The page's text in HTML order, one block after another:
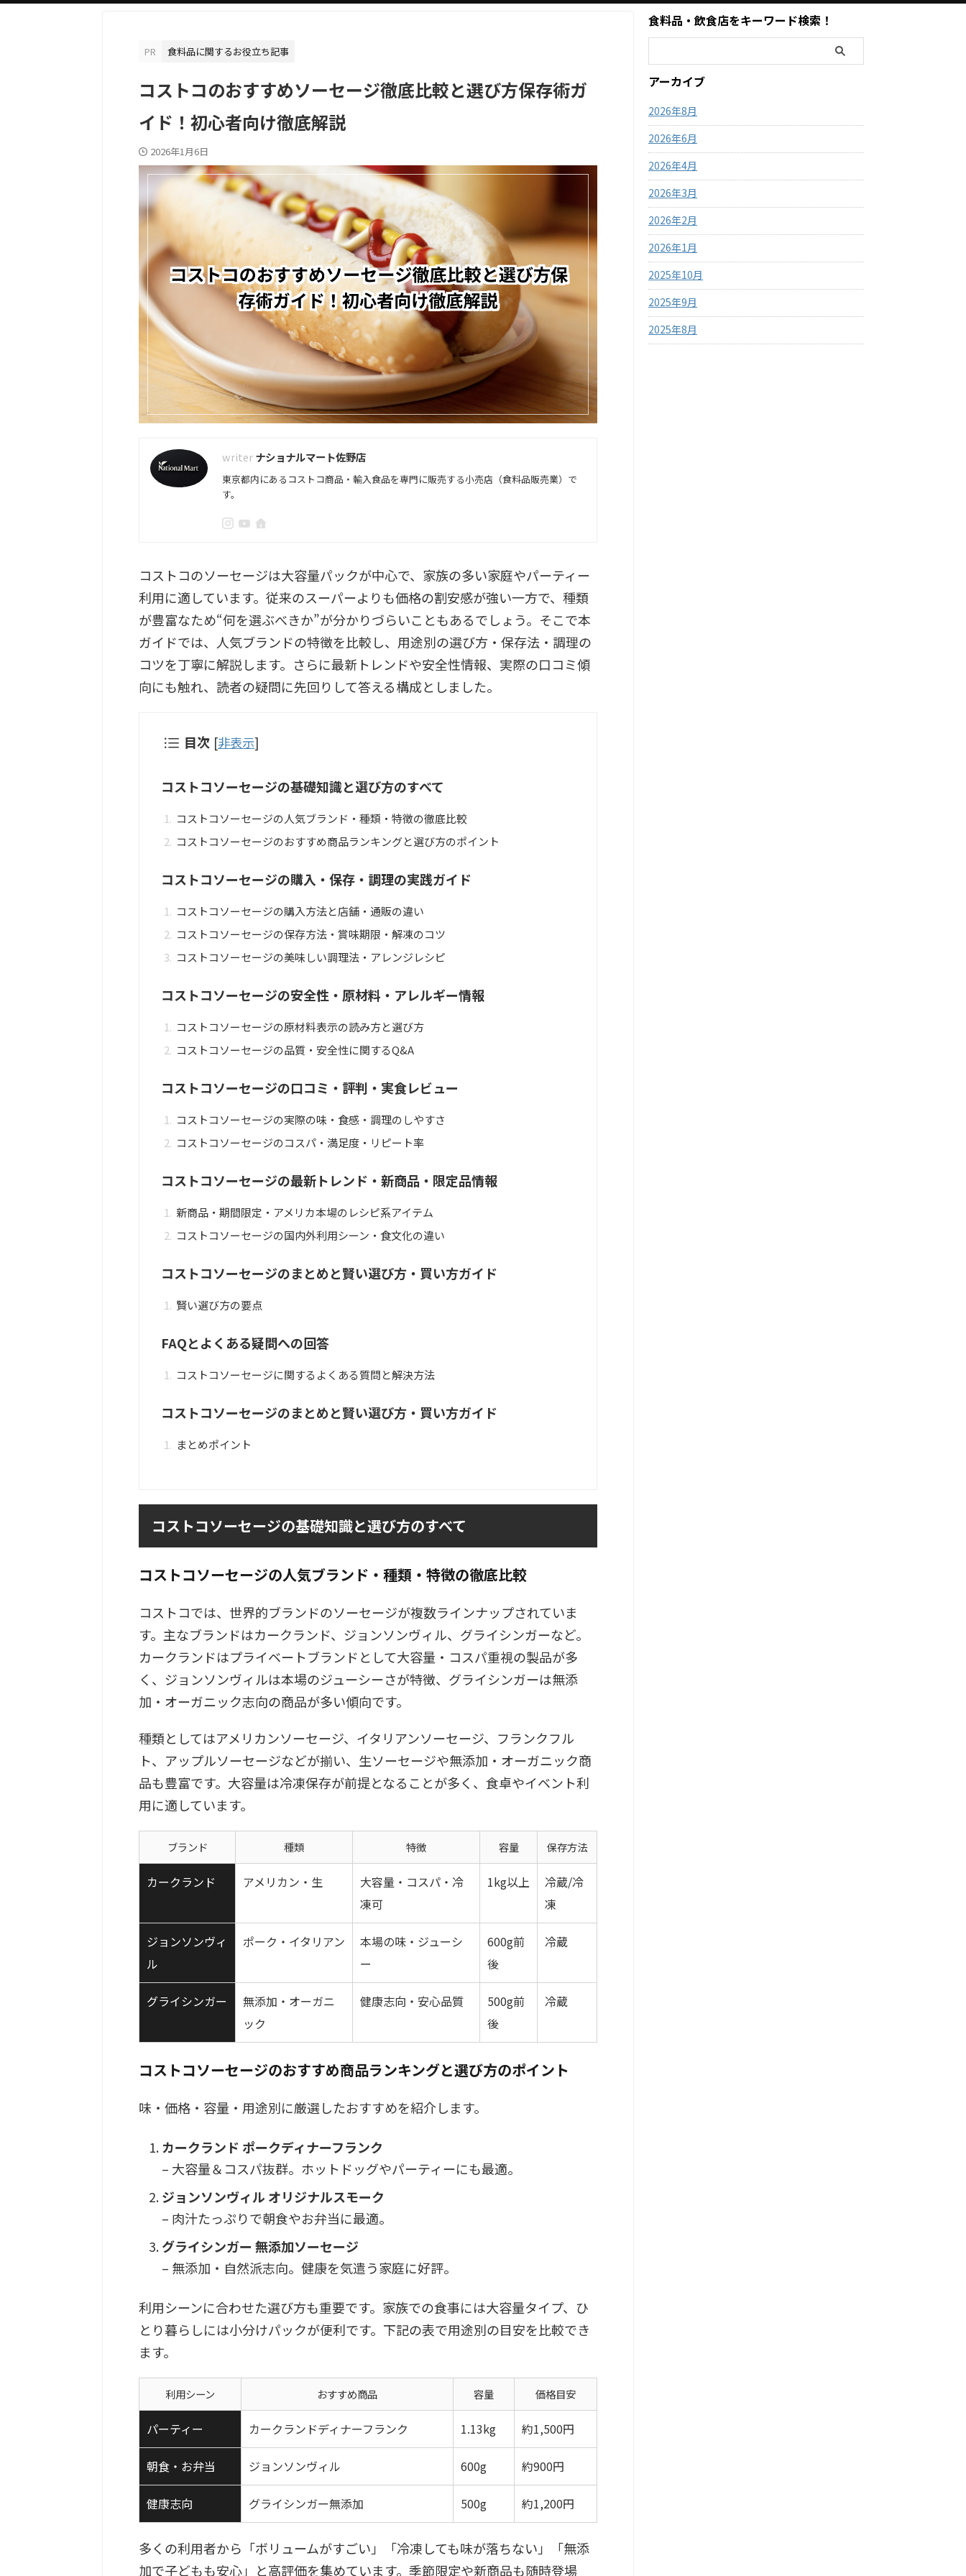
PR 食料品に関するお役立ち記事
コストコのおすすめソーセージ徹底比較と選び方保存術ガ
イド！初心者向け徹底解説
2026年1月6日
ナショナルマート佐野店
東京都内にあるコストコ商品・輸入食品を専門に販売する小売店（食料品販売業）で
す。
コストコのソーセージは大容量パックが中心で、家族の多い家庭やパーティー
利用に適しています。従来のスーパーよりも価格の割安感が強い一方で、種類
が豊富なため“何を選ぶべきか”が分かりづらいこともあるでしょう。そこで本
ガイドでは、人気ブランドの特徴を比較し、用途別の選び方・保存法・調理の
コツを丁寧に解説します。さらに最新トレンドや安全性情報、実際の口コミ傾
向にも触れ、読者の疑問に先回りして答える構成としました。
目次 [非表示]
コストコソーセージの基礎知識と選び方のすべて
コストコソーセージの人気ブランド・種類・特徴の徹底比較
コストコソーセージのおすすめ商品ランキングと選び方のポイント
コストコソーセージの購入・保存・調理の実践ガイド
コストコソーセージの購入方法と店舗・通販の違い
コストコソーセージの保存方法・賞味期限・解凍のコツ
コストコソーセージの美味しい調理法・アレンジレシピ
コストコソーセージの安全性・原材料・アレルギー情報
コストコソーセージの原材料表示の読み方と選び方
コストコソーセージの品質・安全性に関するQ&A
コストコソーセージの口コミ・評判・実食レビュー
コストコソーセージの実際の味・食感・調理のしやすさ
コストコソーセージのコスパ・満足度・リピート率
コストコソーセージの最新トレンド・新商品・限定品情報
新商品・期間限定・アメリカ本場のレシピ系アイテム
コストコソーセージの国内外利用シーン・食文化の違い
コストコソーセージのまとめと賢い選び方・買い方ガイド
賢い選び方の要点
FAQとよくある疑問への回答
コストコソーセージに関するよくある質問と解決方法
コストコソーセージのまとめと賢い選び方・買い方ガイド
まとめポイント
コストコソーセージの基礎知識と選び方のすべて
コストコソーセージの人気ブランド・種類・特徴の徹底比較
コストコでは、世界的ブランドのソーセージが複数ラインナップされていま
す。主なブランドはカークランド、ジョンソンヴィル、グライシンガーなど。
カークランドはプライベートブランドとして大容量・コスパ重視の製品が多
く、ジョンソンヴィルは本場のジューシーさが特徴、グライシンガーは無添
加・オーガニック志向の商品が多い傾向です。
種類としてはアメリカンソーセージ、イタリアンソーセージ、フランクフル
ト、アップルソーセージなどが揃い、生ソーセージや無添加・オーガニック商
品も豊富です。大容量は冷凍保存が前提となることが多く、食卓やイベント利
用に適しています。
ブランド 種類 特徴 容量 保存方法
カークランド アメリカン・生
大容量・コスパ・冷
凍可
1kg以上
冷蔵/冷
凍
ジョンソンヴィ
ル
ポーク・イタリアン
本場の味・ジューシ
ー
600g前
後
冷蔵
グライシンガー
無添加・オーガニ
ック
健康志向・安心品質
500g前
後
冷蔵
コストコソーセージのおすすめ商品ランキングと選び方のポイント
味・価格・容量・用途別に厳選したおすすめを紹介します。
カークランド ポークディナーフランク
– 大容量＆コスパ抜群。ホットドッグやパーティーにも最適。
ジョンソンヴィル オリジナルスモーク
– 肉汁たっぷりで朝食やお弁当に最適。
グライシンガー 無添加ソーセージ
– 無添加・自然派志向。健康を気遣う家庭に好評。
利用シーンに合わせた選び方も重要です。家族での食事には大容量タイプ、ひ
とり暮らしには小分けパックが便利です。下記の表で用途別の目安を比較でき
ます。
利用シーン おすすめ商品 容量 価格目安
パーティー カークランドディナーフランク 1.13kg 約1,500円
朝食・お弁当 ジョンソンヴィル 600g 約900円
健康志向 グライシンガー無添加 500g 約1,200円
多くの利用者から「ボリュームがすごい」「冷凍しても味が落ちない」「無添
加で子どもも安心」と高評価を集めています。季節限定や新商品も随時登場
食料品・飲食店をキーワード検索！
アーカイブ
2026年8月
2026年6月
2026年4月
2026年3月
2026年2月
2026年1月
2025年10月
2025年9月
2025年8月